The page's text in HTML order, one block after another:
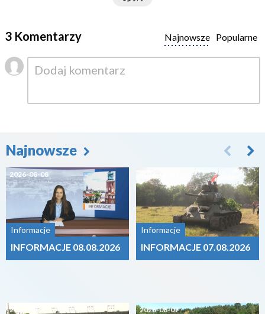
3 Komentarzy Popularne
Najnowsze
Najnowsze
2026-08-08
Informacje
INFORMACJE 08.08.2026
2026-08-07
Informacje
INFORMACJE 07.08.2026
2026-08-07